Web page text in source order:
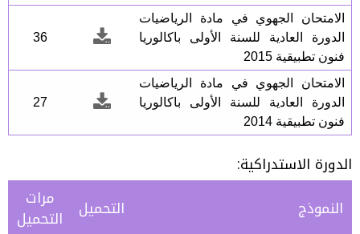
الامتحان الجهوي في مادة الرياضيات
الدورة العادية للسنة الأولى باكالوريا
فنون تطبيقية 2015
36
الامتحان الجهوي في مادة الرياضيات
الدورة العادية للسنة الأولى باكالوريا
فنون تطبيقية 2014
27
الدورة الاستدراكية:
النموذج
التحميل مرات
التحميل